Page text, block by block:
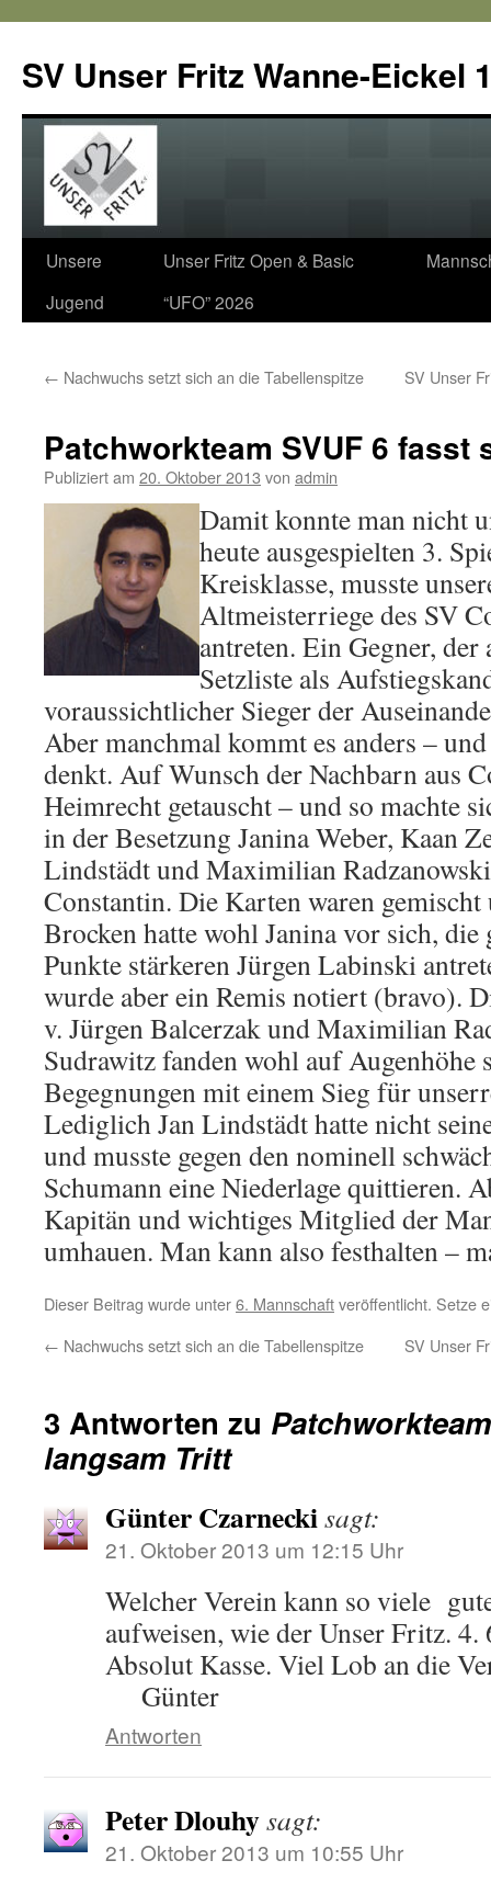
SV Unser Fritz Wanne-Eickel
Zum
Inhalt
Unsere
Jugend
Unser Fritz Open & Basic
“UFO” 2026
← Nachwuchs setzt sich an die Tabellenspitze SV Unser
Patchworkteam SVUF 6 fasst
Publiziert am 20. Oktober 2013 von admin
Damit konnte man nicht
heute ausgespielten 3.
Kreisklasse, musste
Altmeisterriege des SV
antreten. Ein Gegner,
Setzliste als
voraussichtlicher Sieger der
Aber manchmal kommt es anders –
denkt. Auf Wunsch der Nachbarn aus
Heimrecht getauscht – und so machte
in der Besetzung Janina Weber, Kaan
Lindstädt und Maximilian
Constantin. Die Karten waren gemischt
Brocken hatte wohl Janina vor sich,
Punkte stärkeren Jürgen Labinski
wurde aber ein Remis notiert (bravo).
v. Jürgen Balcerzak und Maximilian
Sudrawitz fanden wohl auf Augenhöhe
Begegnungen mit einem Sieg für
Lediglich Jan Lindstädt hatte nicht
und musste gegen den nominell
Schumann eine Niederlage quittieren.
Kapitän und wichtiges Mitglied der
umhauen. Man kann also festhalten –
Dieser Beitrag wurde unter6. Mannschaftveröffentlicht. Setze
← Nachwuchs setzt sich an die Tabellenspitze SV Unser
3 Antworten zu
langsam Tritt
Günter Czarneckisagt:
21. Oktober 2013 um 12:15 Uhr
Welcher Verein kann so viele
aufweisen, wie der Unser Fritz. 4.
Absolut Kasse. Viel Lob an die
Günter
Antworten
Peter Dlouhysagt:
21. Oktober 2013 um 10:55 Uhr